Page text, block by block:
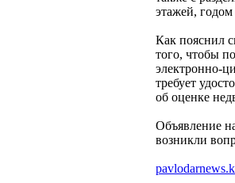
этажей, годом
Как пояснил
того, чтобы
электронно-
требует
об оценке
Объявление
возникли